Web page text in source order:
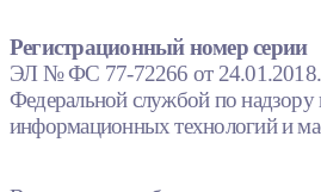
Регистрационный номер серии
ЭЛ № ФС 77-72266 от 24.01.2018.
Федеральной службой по надзору
информационных технологий и